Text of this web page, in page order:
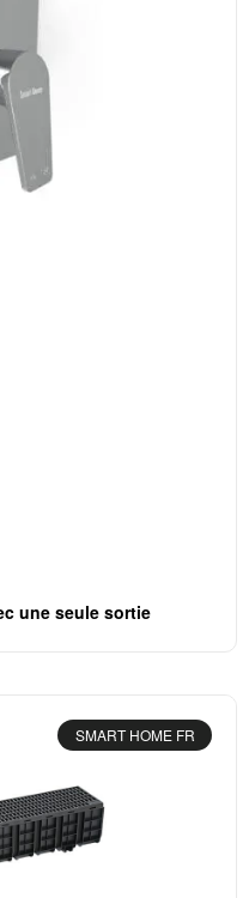
une seule sortie
SMART HOME FR